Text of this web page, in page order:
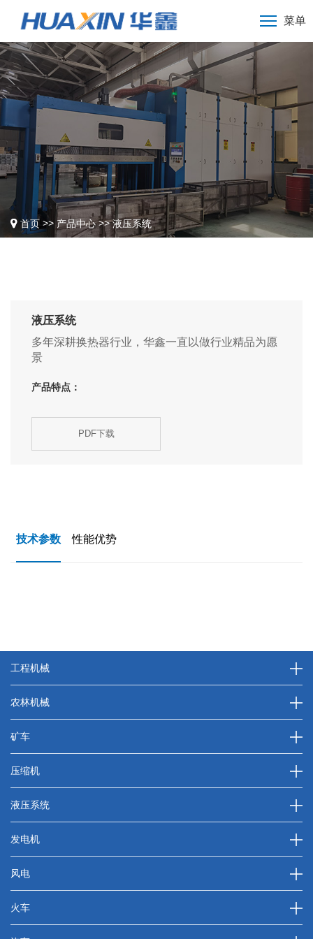
菜单
首页 >> 产品中心>>液压系统
液压系统
多年深耕换热器行业，华鑫一直以做行业精品为愿
景
产品特点：
PDF下载
技术参数 性能优势
工程机械
农林机械
矿车
压缩机
液压系统
发电机
风电
火车